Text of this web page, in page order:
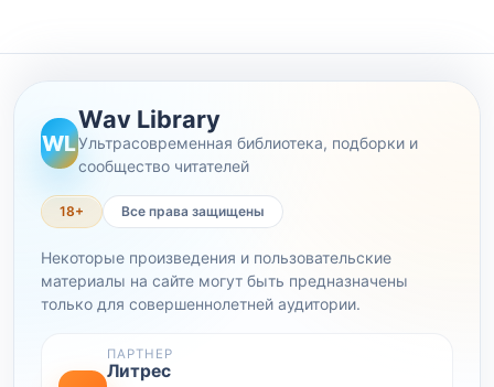
WL
Wav Library
Ультрасовременная библиотека, подборки и
сообщество читателей
18+ Все права защищены
Некоторые произведения и пользовательские
материалы на сайте могут быть предназначены
только для совершеннолетней аудитории.
ПАРТНЕР
Литрес